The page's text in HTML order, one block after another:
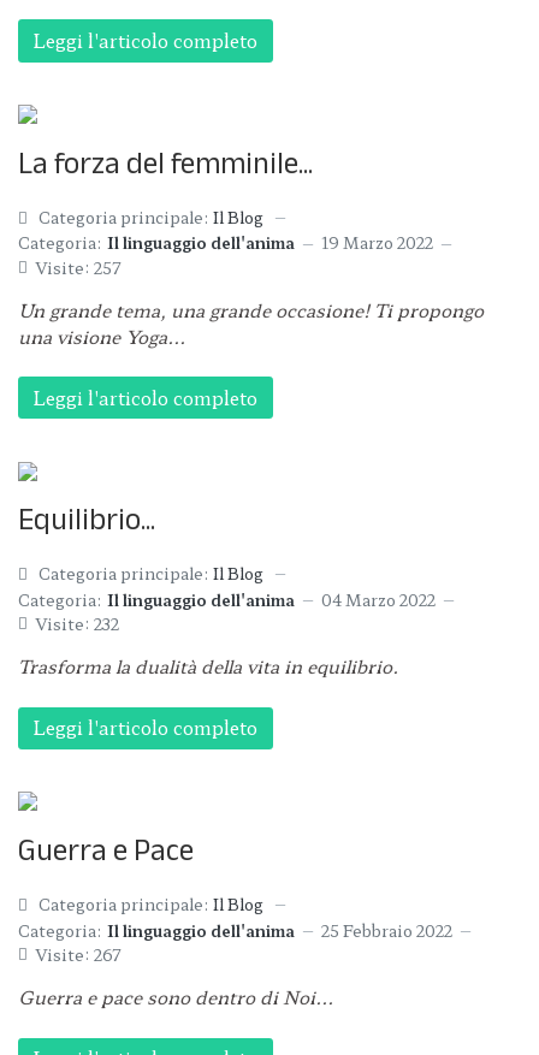
Leggi l'articolo completo
La forza del femminile...
Categoria principale: Il Blog
Categoria: Il linguaggio dell'anima
19 Marzo 2022
Visite: 257
Un grande tema, una grande occasione! Ti propongo
una visione Yoga...
Leggi l'articolo completo
Equilibrio...
Categoria principale: Il Blog
Categoria: Il linguaggio dell'anima
04 Marzo 2022
Visite: 232
Trasforma la dualità della vita in equilibrio.
Leggi l'articolo completo
Guerra e Pace
Categoria principale: Il Blog
Categoria: Il linguaggio dell'anima
25 Febbraio 2022
Visite: 267
Guerra e pace sono dentro di Noi...